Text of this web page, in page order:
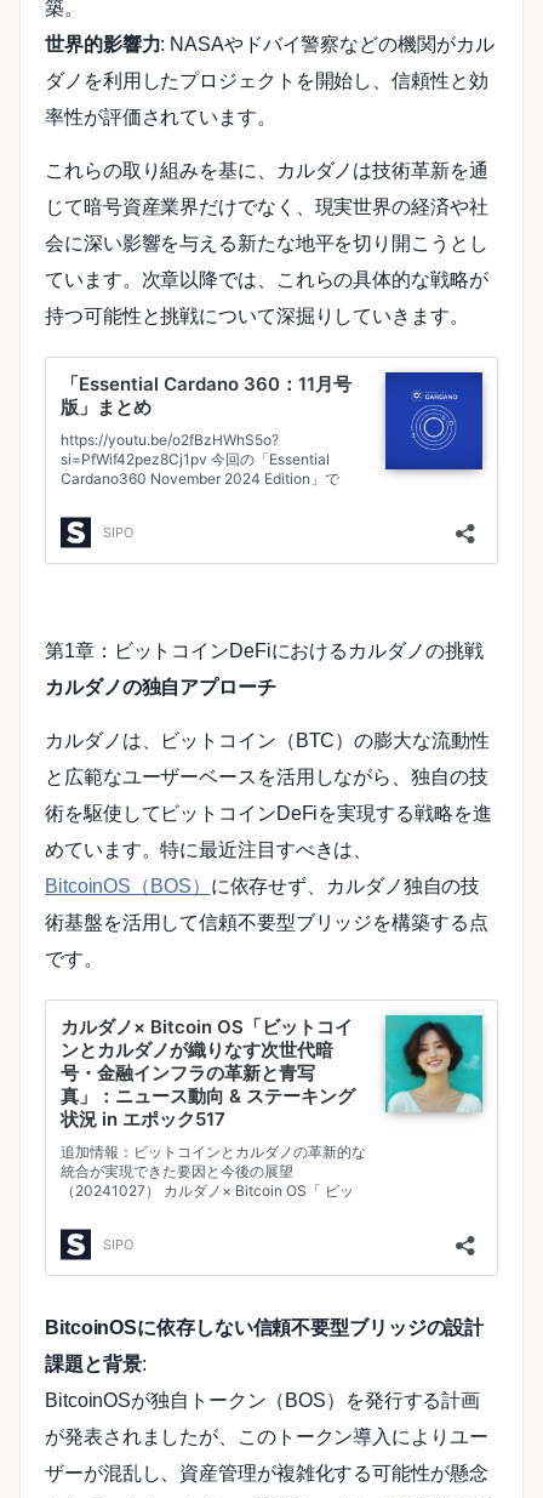
築。
世界的影響力: NASAやドバイ警察などの機関がカル
ダノを利用したプロジェクトを開始し、信頼性と効
率性が評価されています。
これらの取り組みを基に、カルダノは技術革新を通
じて暗号資産業界だけでなく、現実世界の経済や社
会に深い影響を与える新たな地平を切り開こうとし
ています。次章以降では、これらの具体的な戦略が
持つ可能性と挑戦について深掘りしていきます。
第1章：ビットコインDeFiにおけるカルダノの挑戦
カルダノの独自アプローチ
カルダノは、ビットコイン（BTC）の膨大な流動性
と広範なユーザーベースを活用しながら、独自の技
術を駆使してビットコインDeFiを実現する戦略を進
めています。特に最近注目すべきは、
BitcoinOS（BOS） に依存せず、カルダノ独自の技
術基盤を活用して信頼不要型ブリッジを構築する点
です。
BitcoinOSに依存しない信頼不要型ブリッジの設計
課題と背景:
BitcoinOSが独自トークン（BOS）を発行する計画
が発表されましたが、このトークン導入によりユー
ザーが混乱し、資産管理が複雑化する可能性が懸念